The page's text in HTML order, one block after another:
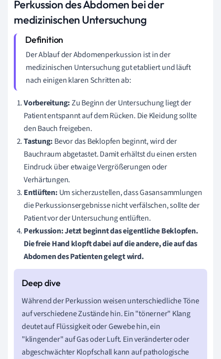
Perkussion des Abdomen bei der
medizinischen Untersuchung
Der Ablauf der Abdomenperkussion ist in der
medizinischen Untersuchung gut etabliert und läuft
nach einigen klaren Schritten ab:
Vorbereitung:Zu Beginn der Untersuchung liegt der
Patient entspannt auf dem Rücken. Die Kleidung sollte
den Bauch freigeben.
Tastung: Bevor das Beklopfen beginnt, wird der
Bauchraum abgetastet. Damit erhältst du einen ersten
Eindruck über etwaige Vergrößerungen oder
Verhärtungen.
Entlüften: Um sicherzustellen, dass Gasansammlungen
die Perkussionsergebnisse nicht verfälschen, sollte der
Patient vor der Untersuchung entlüften.
Perkussion:Jetzt beginnt das eigentliche Beklopfen.
Die freie Hand klopft dabei auf die andere, die auf das
Abdomen des Patienten gelegt wird.
Während der Perkussion weisen unterschiedliche Töne
auf verschiedene Zustände hin. Ein "tönerner" Klang
deutet auf Flüssigkeit oder Gewebe hin, ein
"klingender" auf Gas oder Luft. Ein veränderter oder
abgeschwächter Klopfschall kann auf pathologische